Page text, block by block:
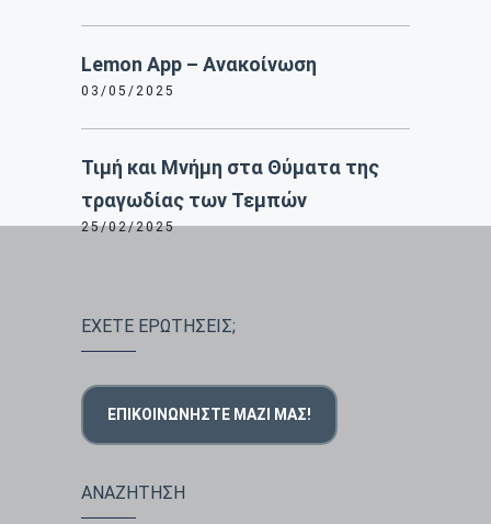
Lemon App – Ανακοίνωση
03/05/2025
Τιμή και Μνήμη στα Θύματα της
τραγωδίας των Τεμπών
25/02/2025
ΕΧΕΤΕ ΕΡΩΤΗΣΕΙΣ;
ΕΠΙΚΟΙΝΩΝΉΣΤΕ ΜΑΖΊ ΜΑΣ!
ΑΝΑΖΗΤΗΣΗ